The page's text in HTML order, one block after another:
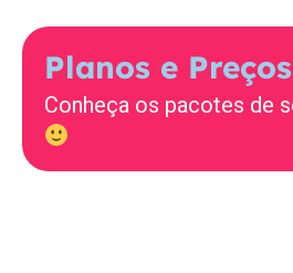
Planos e Preços
Conheça os pacotes de